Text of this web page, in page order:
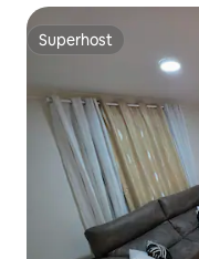
Superhost
Superhost